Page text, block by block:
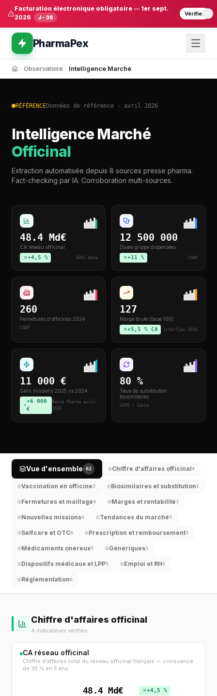
Facturation électronique obligatoire — 1er sept.
2026
J-35
Vérifier
PharmaPex
AccueilObservatoire Intelligence Marché
RÉFÉRENCEDonnées de référence · avril 2026
Intelligence Marché
Officinal
Extraction automatisée depuis 8 sources presse pharma.
Fact-checking par IA. Corroboration multi-sources.
48.4 Md€
CA réseau officinal
+4,5 % GERS Data
12 500 000
Doses grippe dispensées
+11 % CNAM
260
Fermetures d'officines 2024
CNOP
127
Marge brute (base 100)
+5,5 % CA Interfimo 2026
11 000 €
Gain missions 2025 vs 2024
+6 000
€
Revue Pharma avril
2026
80 %
Taux de substitution
biosimilaires
USPO / Iqvia
Vue d'ensemble 62 Chiffre d'affaires officinal4
Vaccination en officine3 Biosimilaires et substitution1
Fermetures et maillage4 Marges et rentabilité3
Nouvelles missions4 Tendances du marché5
Selfcare et OTC6 Prescription et remboursement5
Médicaments onéreux5 Génériques5
Dispositifs médicaux et LPP5 Emploi et RH6
Réglementation6
Chiffre d'affaires officinal
4 indicateurs vérifiés
CA réseau officinal
Chiffre d'affaires total du réseau officinal français — croissance
de 35 % en 5 ans
48.4 Md€ +4,5 %